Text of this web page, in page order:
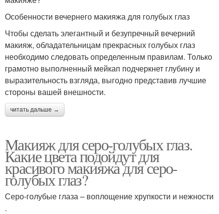
Особенности вечернего макияжа для голубых глаз
Чтобы сделать элегантный и безупречный вечерний
макияж, обладательницам прекрасных голубых глаз
необходимо следовать определенным правилам. Только
грамотно выполненный мейкап подчеркнет глубину и
выразительность взгляда, выгодно представив лучшие
стороны вашей внешности.
читать дальше →
Макияж для серо-голубых глаз.
Какие цвета подойдут для
красивого макияжа для серо-
голубых глаз?
Серо-голубые глаза – воплощение хрупкости и нежности
.